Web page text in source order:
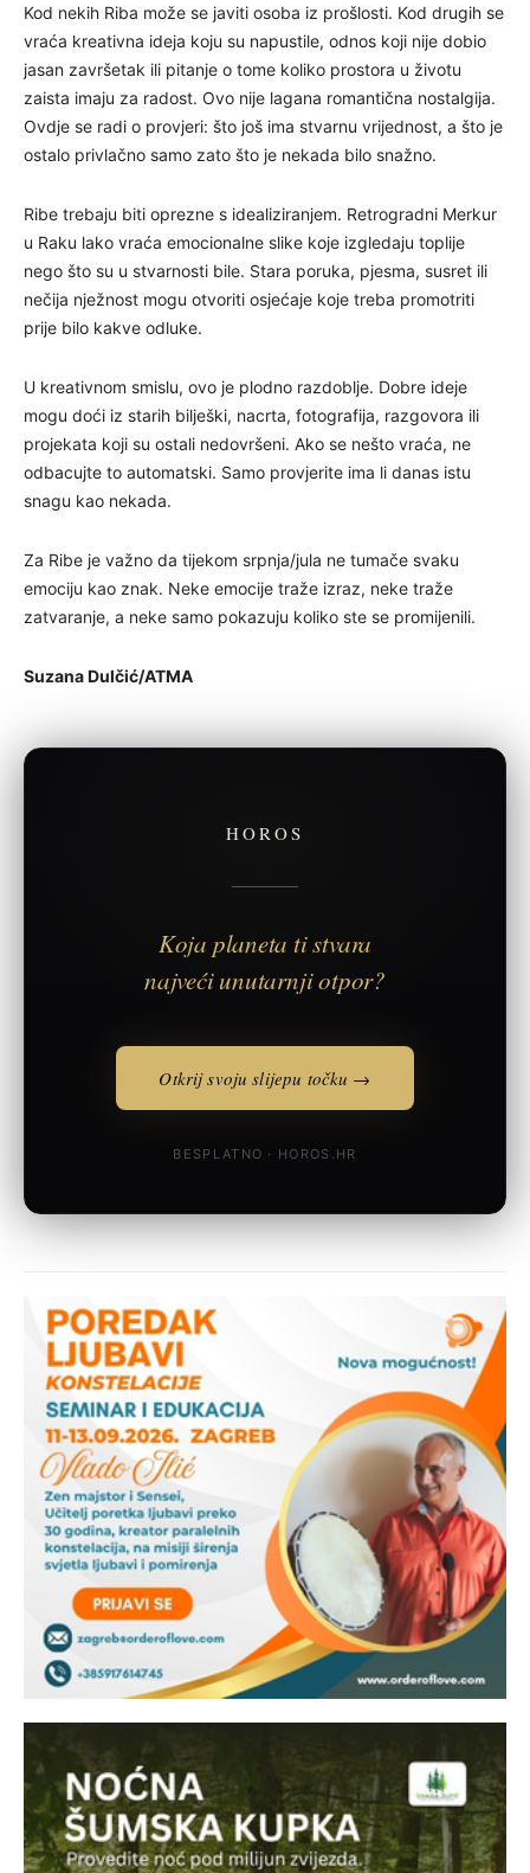
Kod nekih Riba može se javiti osoba iz prošlosti. Kod drugih se
vraća kreativna ideja koju su napustile, odnos koji nije dobio
jasan završetak ili pitanje o tome koliko prostora u životu
zaista imaju za radost. Ovo nije lagana romantična nostalgija.
Ovdje se radi o provjeri: što još ima stvarnu vrijednost, a što je
ostalo privlačno samo zato što je nekada bilo snažno.
Ribe trebaju biti oprezne s idealiziranjem. Retrogradni Merkur
u Raku lako vraća emocionalne slike koje izgledaju toplije
nego što su u stvarnosti bile. Stara poruka, pjesma, susret ili
nečija nježnost mogu otvoriti osjećaje koje treba promotriti
prije bilo kakve odluke.
U kreativnom smislu, ovo je plodno razdoblje. Dobre ideje
mogu doći iz starih bilješki, nacrta, fotografija, razgovora ili
projekata koji su ostali nedovršeni. Ako se nešto vraća, ne
odbacujte to automatski. Samo provjerite ima li danas istu
snagu kao nekada.
Za Ribe je važno da tijekom srpnja/jula ne tumače svaku
emociju kao znak. Neke emocije traže izraz, neke traže
zatvaranje, a neke samo pokazuju koliko ste se promijenili.
Suzana Dulčić/ATMA
HOROS
Koja planeta ti stvara
najveći unutarnji otpor?
Otkrij svoju slijepu točku →
BESPLATNO · HOROS.HR